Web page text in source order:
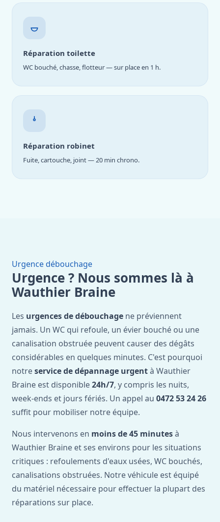
Réparation toilette
WC bouché, chasse, flotteur — sur place en 1 h.
Réparation robinet
Fuite, cartouche, joint — 20 min chrono.
Urgence débouchage
Urgence ? Nous sommes là à
Wauthier Braine
Les urgences de débouchage ne préviennent
jamais. Un WC qui refoule, un évier bouché ou une
canalisation obstruée peuvent causer des dégâts
considérables en quelques minutes. C'est pourquoi
notreservice de dépannage urgentà Wauthier
Braine est disponible24h/7, y compris les nuits,
week-ends et jours fériés. Un appel au 0472 53 24 26
suffit pour mobiliser notre équipe.
Nous intervenons en moins de 45 minutesà
Wauthier Braine et ses environs pour les situations
critiques : refoulements d'eaux usées, WC bouchés,
canalisations obstruées. Notre véhicule est équipé
du matériel nécessaire pour effectuer la plupart des
réparations sur place.